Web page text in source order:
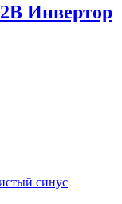
Инвертор
синус